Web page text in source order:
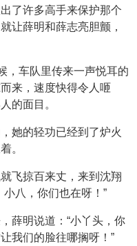
了许多高手来保护那个
让薛明和薛志亮胆颤，
，车队里传来一声悦耳的
来，速度快得令人咂
的面目。
她的轻功已经到了炉火
。
飞掠百来丈，来到沈翔
八，你们也在呀！”
薛明说道：“小丫头，你
我们的脸往哪搁呀！”